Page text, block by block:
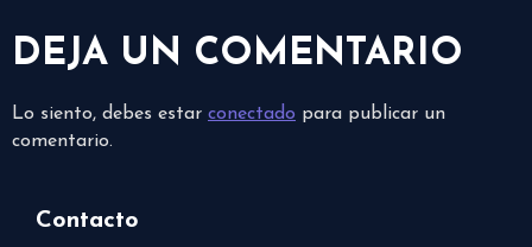
DEJA UN COMENTARIO
Lo siento, debes estar conectado para publicar un
comentario.
Contacto